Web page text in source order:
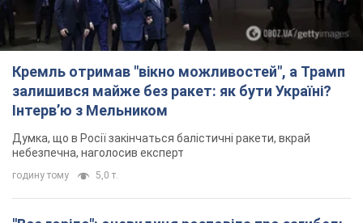
Кремль отримав "вікно можливостей", а Трамп
залишився майже без ракет: як бути Україні?
Інтерв’ю з Мельником
Думка, що в Росії закінчаться балістичні ракети, вкрай
небезпечна, наголосив експерт
годину тому 5,0 т.